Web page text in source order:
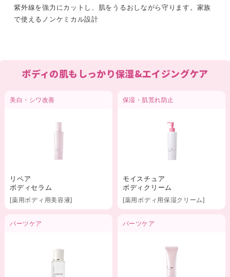
紫外線を強力にカットし、肌をうるおしながら守ります。家族
で使えるノンケミカル設計
ボディの肌もしっかり保湿&エイジングケア
美白・シワ改善
リペア
ボディセラム
[薬用ボディ用美容液]
保湿・肌荒れ防止
モイスチュア
ボディクリーム
[薬用ボディ用保湿クリーム]
パーツケア パーツケア